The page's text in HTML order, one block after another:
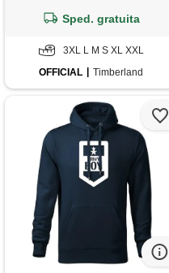
Sped. gratuita
3XL L M S XL XXL
OFFICIAL
Timberland